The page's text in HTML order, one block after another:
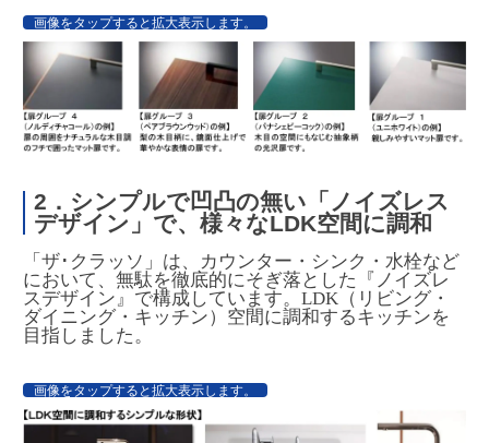
画像をタップすると拡大表示します。
2．シンプルで凹凸の無い「ノイズレス
デザイン」で、様々なLDK空間に調和
「ザ･クラッソ」は、カウンター・シンク・水栓など
において、無駄を徹底的にそぎ落とした『ノイズレ
スデザイン』で構成しています。LDK（リビング・
ダイニング・キッチン）空間に調和するキッチンを
目指しました。
画像をタップすると拡大表示します。